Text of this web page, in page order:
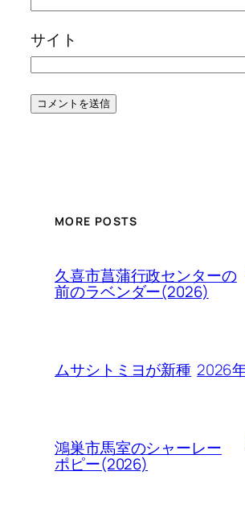
サイト
MORE POSTS
久喜市菖蒲行政センターの
前のラベンダー(2026)
ムサシトミヨが新種 2026
鴻巣市馬室のシャーレー
ポピー(2026)